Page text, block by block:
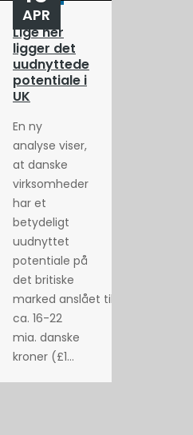
Lige her
ligger det
uudnyttede
potentiale i
UK
APR
En ny
analyse viser,
at danske
virksomheder
har et
betydeligt
uudnyttet
potentiale på
det britiske
marked anslået til
ca. 16-22
mia. danske
kroner (£1...